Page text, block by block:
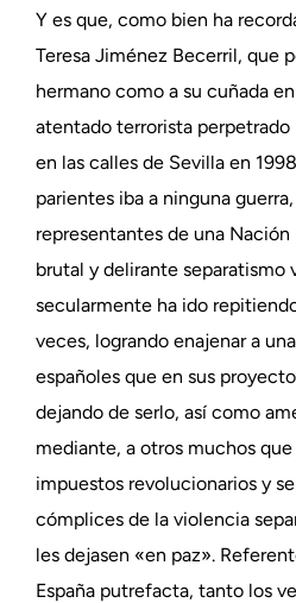
Y es que, como bien ha
Teresa Jiménez Becerril, que
hermano como a su cuñada
atentado terrorista perpetrado
en las calles de Sevilla en
parientes iba a ninguna
representantes de una Nación
brutal y delirante separatismo
secularmente ha ido
veces, logrando enajenar a
españoles que en sus
dejando de serlo, así como
mediante, a otros muchos
impuestos revolucionarios y
cómplices de la violencia
les dejasen «en paz».
España putrefacta, tanto los